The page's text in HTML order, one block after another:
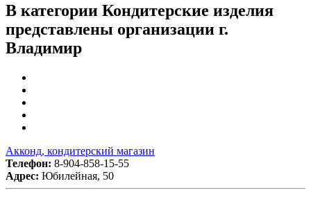
В категории Кондитерские изделия
представлены организации г.
Владимир
Акконд, кондитерский магазин
Телефон: 8-904-858-15-55
Адрес: Юбилейная, 50